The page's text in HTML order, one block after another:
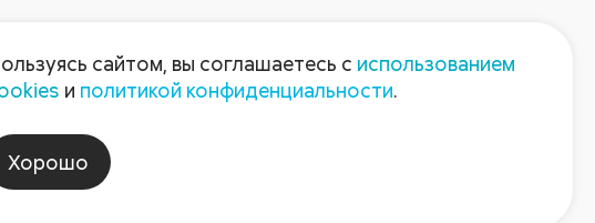
Пресс-центр Контакты
Компания
сайтом, вы соглашаетесь с использованием
и политикой конфиденциальности.
Хорошо